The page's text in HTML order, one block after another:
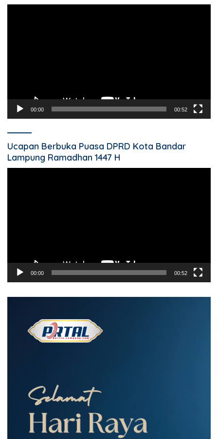
00:00 00:52
Ucapan Berbuka Puasa DPRD Kota Bandar
Lampung Ramadhan 1447 H
00:00 00:52